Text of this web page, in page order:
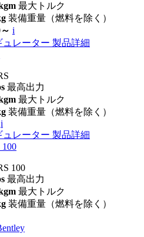
最大トルク
装備重量（燃料を除く）
i
ュレーター 製品詳細
最高出力
最大トルク
装備重量（燃料を除く）
i
ュレーター 製品詳細
100
100
最高出力
最大トルク
装備重量（燃料を除く）